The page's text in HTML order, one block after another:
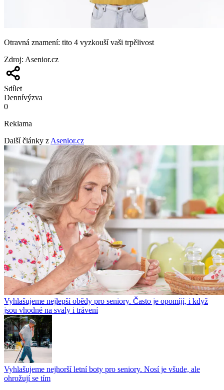
Otravná znamení: tito 4 vyzkouší vaši trpělivost
Zdroj: Asenior.cz
Sdílet
Dennívýzva
0
Reklama
Další články z Asenior.cz
Vyhlašujeme nejlepší obědy pro seniory. Často je opomíjí, i když
jsou vhodné na svaly i trávení
Vyhlašujeme nejhorší letní boty pro seniory. Nosí je všude, ale
ohrožují se tím